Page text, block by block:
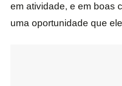
em atividade, e em boas
uma oportunidade que